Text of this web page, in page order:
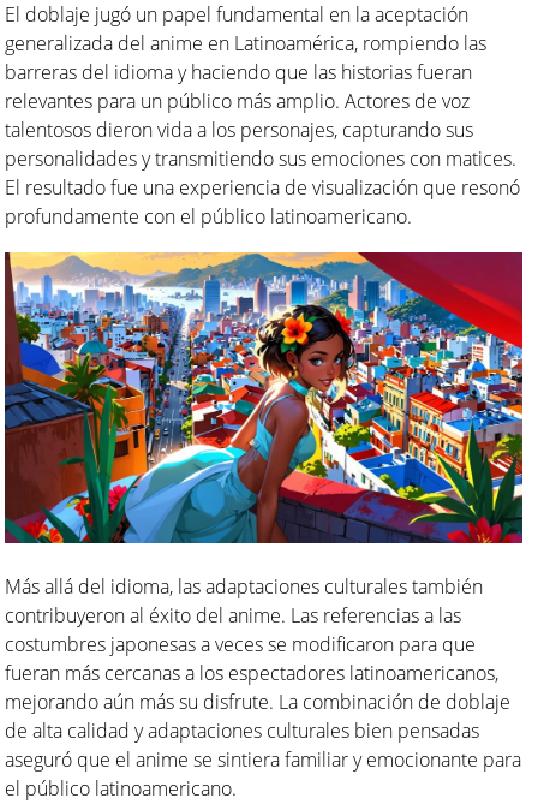
El doblaje jugó un papel fundamental en la aceptación
generalizada del anime en Latinoamérica, rompiendo las
barreras del idioma y haciendo que las historias fueran
relevantes para un público más amplio. Actores de voz
talentosos dieron vida a los personajes, capturando sus
personalidades y transmitiendo sus emociones con matices.
El resultado fue una experiencia de visualización que resonó
profundamente con el público latinoamericano.
Más allá del idioma, las adaptaciones culturales también
contribuyeron al éxito del anime. Las referencias a las
costumbres japonesas a veces se modificaron para que
fueran más cercanas a los espectadores latinoamericanos,
mejorando aún más su disfrute. La combinación de doblaje
de alta calidad y adaptaciones culturales bien pensadas
aseguró que el anime se sintiera familiar y emocionante para
el público latinoamericano.